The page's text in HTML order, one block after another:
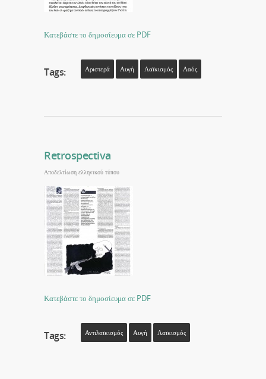
Κατεβάστε το δημοσίευμα σε PDF
Tags: Αριστερά Αυγή Λαϊκισμός Λαός
Retrospectiva
Αποδελτίωση ελληνικού τύπου
Κατεβάστε το δημοσίευμα σε PDF
Tags: Αντιλαϊκισμός Αυγή Λαϊκισμός